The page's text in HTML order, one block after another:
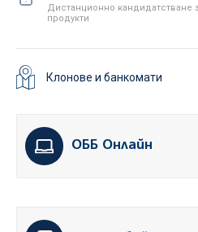
Дистанционно кандидатстване
продукти
Клонове и банкомати
ОББ Онлайн